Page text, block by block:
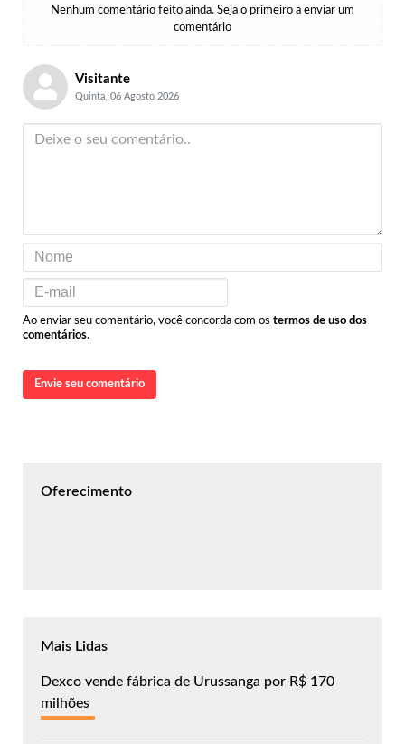
Nenhum comentário feito ainda. Seja o primeiro a enviar um
comentário
Visitante
Quinta, 06 Agosto 2026
Ao enviar seu comentário, você concorda com os termos de uso dos
comentários.
Envie seu comentário
Oferecimento
Mais Lidas
Dexco vende fábrica de Urussanga por R$ 170
milhões